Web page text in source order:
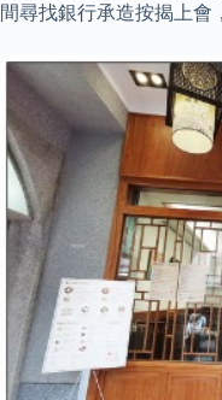
間尋找銀行承造按揭上會